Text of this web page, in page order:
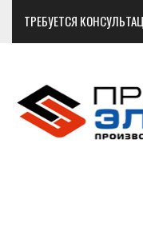
ТРЕБУЕТСЯ